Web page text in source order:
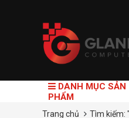
DANH MỤC SẢN
PHẨM
Trang chủ Tìm kiếm: